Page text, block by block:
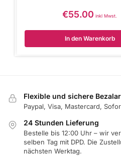
€55.00 inkl Mwst.
In den Warenkorb
Flexible und sichere
Paypal, Visa, Mastercard,
24 Stunden Lieferung
Bestelle bis 12:00 Uhr – wir
selben Tag mit DPD. Die
nächsten Werktag.